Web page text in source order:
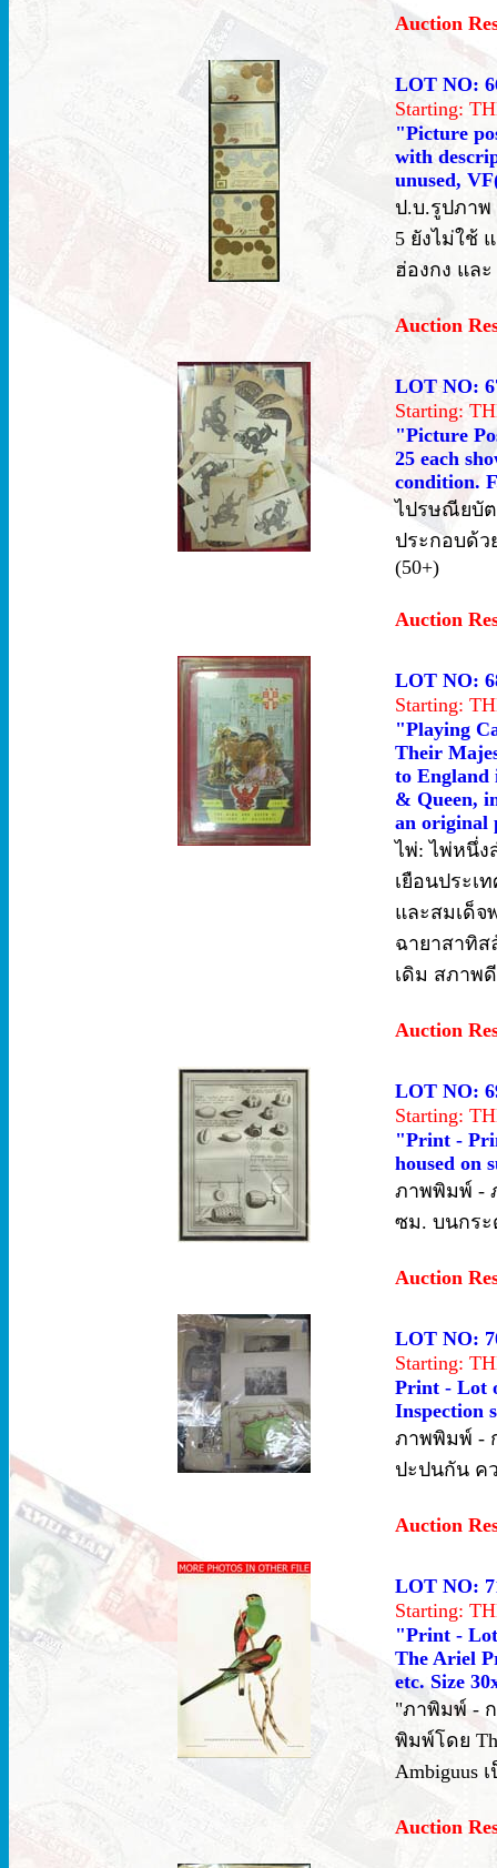
Auction
LOT NO:
Starting:
"Picture
with
unused,
ป.บ.รูปภาพ
5 ยังไม่ใช้
ฮ่องกง แล
Auction
LOT NO:
Starting:
"Picture
25 each
condition.
ไปรษณียบั
ประกอบด้ว
(50+)
Auction
LOT NO:
Starting:
"Playing
Their
to England
& Queen,
an original
ไพ่: ไพ่หนึ่ง
เยือนประเ
และสมเด็จ
ฉายาสาทิส
เดิม สภาพ
Auction
LOT NO:
Starting:
"Print -
housed on
ภาพพิมพ์ -
ซม. บนกระ
Auction
LOT NO:
Starting:
Print - Lot
Inspection
ภาพพิมพ์ -
ปะปนกัน ค
Auction
LOT NO:
Starting:
"Print -
The Ariel
etc. Size
"ภาพิมพ์ -
พิมพ์โดย
Ambiguus
Auction